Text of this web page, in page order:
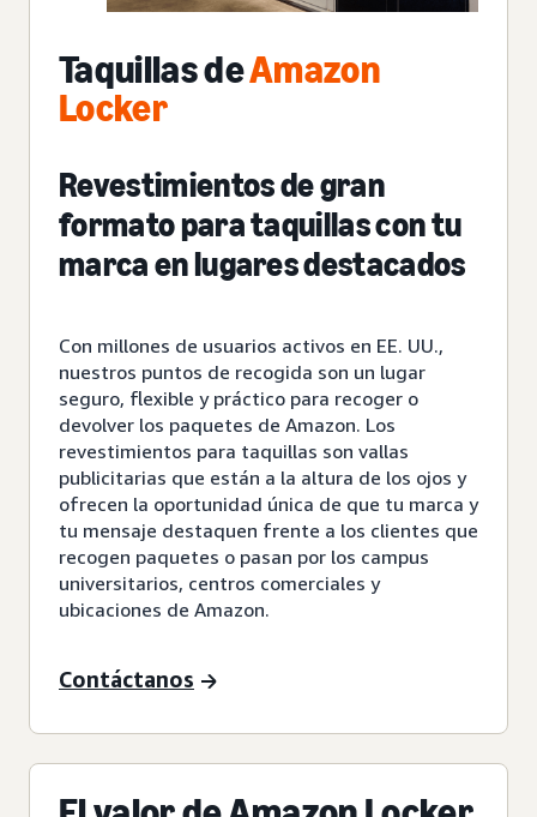
Taquillas deAmazon
Locker
Revestimientos de gran
formato para taquillas con tu
marca en lugares destacados
Con millones de usuarios activos en EE. UU.,
nuestros puntos de recogida son un lugar
seguro, flexible y práctico para recoger o
devolver los paquetes de Amazon. Los
revestimientos para taquillas son vallas
publicitarias que están a la altura de los ojos y
ofrecen la oportunidad única de que tu marca y
tu mensaje destaquen frente a los clientes que
recogen paquetes o pasan por los campus
universitarios, centros comerciales y
ubicaciones de Amazon.
Contáctanos